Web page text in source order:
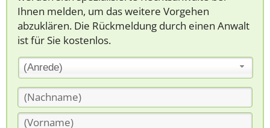
Ihnen melden, um das weitere Vorgehen
abzuklären. Die Rückmeldung durch einen Anwalt
ist für Sie kostenlos.
(Anrede)